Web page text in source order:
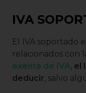
IVA
El IVA soportado
relacionados con
exenta de IVA, el
deducir, salvo